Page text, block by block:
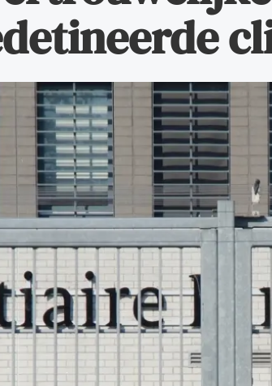
voor de advocatuur. Van de
op de advocatuur
op de advocatuur (Roda).